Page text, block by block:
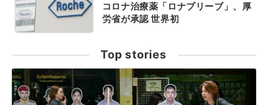
コロナ治療薬「ロナプリーブ」、厚
労省が承認 世界初
Top stories